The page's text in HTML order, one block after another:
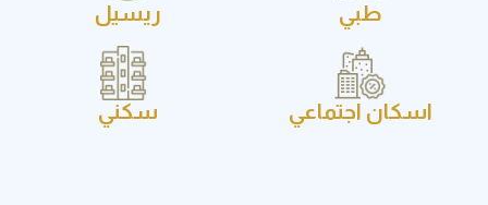
ريسيل
اجتماعي